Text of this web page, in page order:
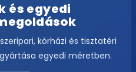
és egyedi
kórházi és tisztatéri
egyedi méretben.